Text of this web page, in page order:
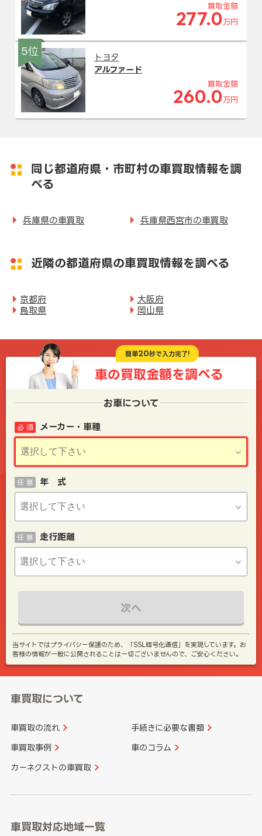
買取金額
277.0 万円
5位
トヨタ
アルファード
買取金額
260.0 万円
同じ都道府県・市町村の車買取情報を調
べる
兵庫県の車買取 兵庫県西宮市の車買取
近隣の都道府県の車買取情報を調べる
京都府
大阪府
鳥取県
岡山県
簡単20秒で入力完了!
車の買取金額を調べる
お車について
メーカー・車種
必 須
年 式
任 意
走行距離
任 意
次へ
当サイトではプライバシー保護のため、「SSL暗号化通信」を実現しています。お
客様の情報が一般に公開されることは一切ございませんので、ご安心ください。
車買取について
車買取の流れ 手続きに必要な書類
車買取事例 車のコラム
カーネクストの車買取
車買取対応地域一覧